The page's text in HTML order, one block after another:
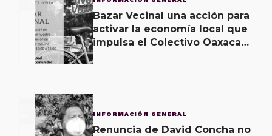
Bazar Vecinal una acción para
activar la economía local que
impulsa el Colectivo Oaxaca
3 INFORMACIÓN GENERAL
Renuncia de David Concha no